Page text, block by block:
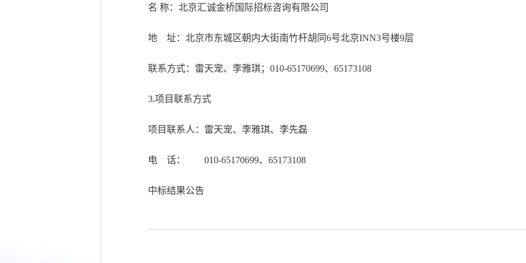
名 称：北京汇诚金桥国际招标咨询有限公司
地 址：北京市东城区朝内大街南竹杆胡同6号北京INN3号楼9层
联系方式：雷天宠、李雅琪；010-65170699、65173108
3.项目联系方式
项目联系人：雷天宠、李雅琪、李先磊
电 话： 010-65170699、65173108
中标结果公告